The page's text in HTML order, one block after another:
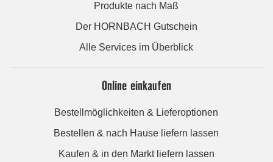
Produkte nach Maß
Der HORNBACH Gutschein
Alle Services im Überblick
Online einkaufen
Bestellmöglichkeiten & Lieferoptionen
Bestellen & nach Hause liefern lassen
Kaufen & in den Markt liefern lassen